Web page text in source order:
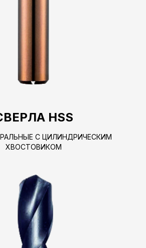
HSS
С ЦИЛИНДРИЧЕСКИМ
ХВОСТОВИКОМ